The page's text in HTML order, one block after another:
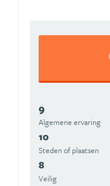
9
Algemene ervaring
10
Steden of plaatsen
8
Veilig